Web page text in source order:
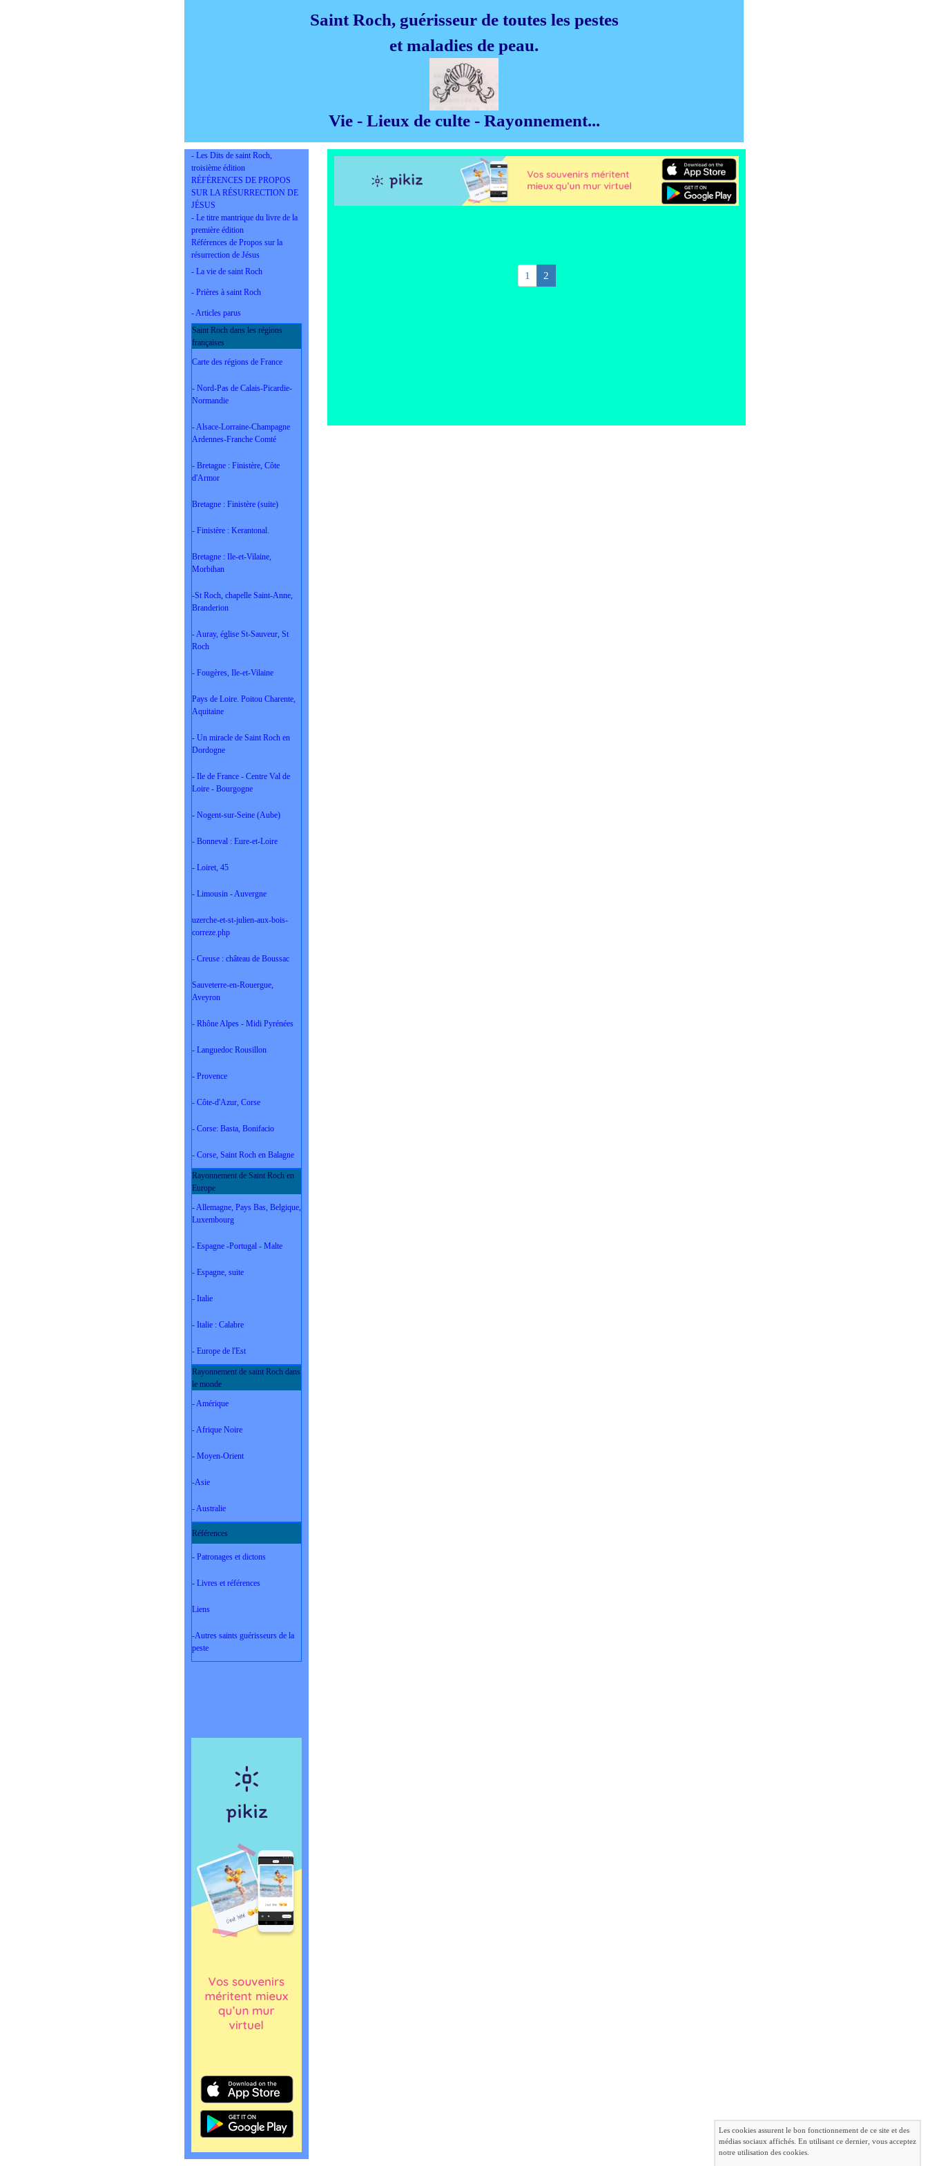
Saint Roch, guérisseur de toutes les pestes
et maladies de peau.
Vie - Lieux de culte - Rayonnement...
- Les Dits de saint Roch,
troisième édition
RÉFÉRENCES DE PROPOS
SUR LA RÉSURRECTION DE
JÉSUS
- Le titre mantrique du livre de la
première édition
Références de Propos sur la
résurrection de Jésus
- La vie de saint Roch
- Prières à saint Roch
- Articles parus
Saint Roch dans les régions
françaises
Carte des régions de France
- Nord-Pas de Calais-Picardie-
Normandie
- Alsace-Lorraine-Champagne
Ardennes-Franche Comté
- Bretagne : Finistère, Côte
d'Armor
Bretagne : Finistère (suite)
- Finistère : Kerantonal.
Bretagne : Ile-et-Vilaine,
Morbihan
-St Roch, chapelle Saint-Anne,
Branderion
- Auray, église St-Sauveur, St
Roch
- Fougères, Ile-et-Vilaine
Pays de Loire. Poitou Charente,
Aquitaine
- Un miracle de Saint Roch en
Dordogne
- Ile de France - Centre Val de
Loire - Bourgogne
- Nogent-sur-Seine (Aube)
- Bonneval : Eure-et-Loire
- Loiret, 45
- Limousin - Auvergne
uzerche-et-st-julien-aux-bois-
correze.php
- Creuse : château de Boussac
Sauveterre-en-Rouergue,
Aveyron
- Rhône Alpes - Midi Pyrénées
- Languedoc Rousillon
- Provence
- Côte-d'Azur, Corse
- Corse: Basta, Bonifacio
- Corse, Saint Roch en Balagne
Rayonnement de Saint Roch en
Europe
- Allemagne, Pays Bas, Belgique,
Luxembourg
- Espagne -Portugal - Malte
- Espagne, suite
- Italie
- Italie : Calabre
- Europe de l'Est
Rayonnement de saint Roch dans
le monde
- Amérique
- Afrique Noire
- Moyen-Orient
-Asie
- Australie
Références
- Patronages et dictons
- Livres et références
Liens
-Autres saints guérisseurs de la
peste
1 2
Les cookies assurent le bon fonctionnement de ce site et des
médias sociaux affichés. En utilisant ce dernier, vous acceptez
notre utilisation des cookies.